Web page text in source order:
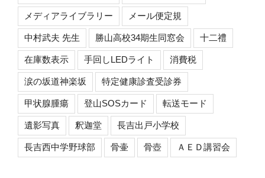
メディアライブラリー メール便定規
中村武夫 先生 勝山高校34期生同窓会 十二禮
在庫数表示 手回しLEDライト 消費税
涙の坂道神楽坂 特定健康診査受診券
甲状腺腫瘍 登山SOSカード 転送モード
遺影写真 釈迦堂 長吉出戸小学校
長吉西中学野球部 骨壷 骨壺 ＡＥＤ講習会